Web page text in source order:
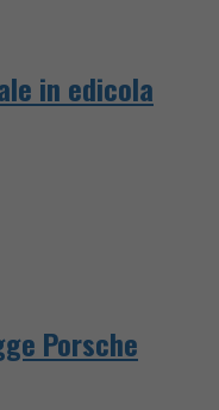
in edicola
Porsche